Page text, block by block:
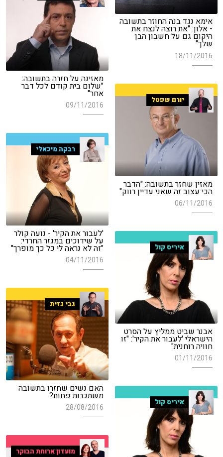
אימא נגד בנה החוזר בתשובה
- אלון: "את רוצה לנצח את
היקום גם על חשבון הבן
שלך"
18/11/2016
מאזינה על חזרה בתשובה:
"שלום בית קודם לכל דבר
אחר"
09/11/2016
יורם שפטל
מאזין שחזר בתשובה: "הדבר
הכי עצוב זה שאני עדיין רווק"
06/11/2016
רבקה מיכאלי
'לעבור את הקיר' - נועה קולר
על שידוכים במגזר החרדי:
"זה לא נראה לי כל כך מופרך"
04/11/2016
איריס קול
אבנר שביט ממליץ על הסרט
הישראלי 'לעבור את הקיר': "זו
חוויה רוחנית"
01/11/2016
גבי גזית
האם נשים שחזרו בתשובה
משתכרות פחות?
28/08/2016
איריס קול
מועדון ארוחת הבוקר